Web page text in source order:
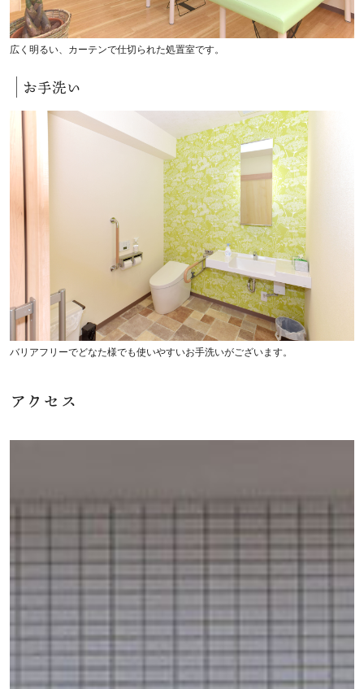
広く明るい、カーテンで仕切られた処置室です。
お手洗い
バリアフリーでどなた様でも使いやすいお手洗いがございます。
アクセス